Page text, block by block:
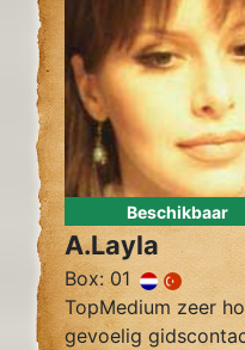
Beschikbaar
A.Layla
Box: 01
TopMedium zeer
gevoelig